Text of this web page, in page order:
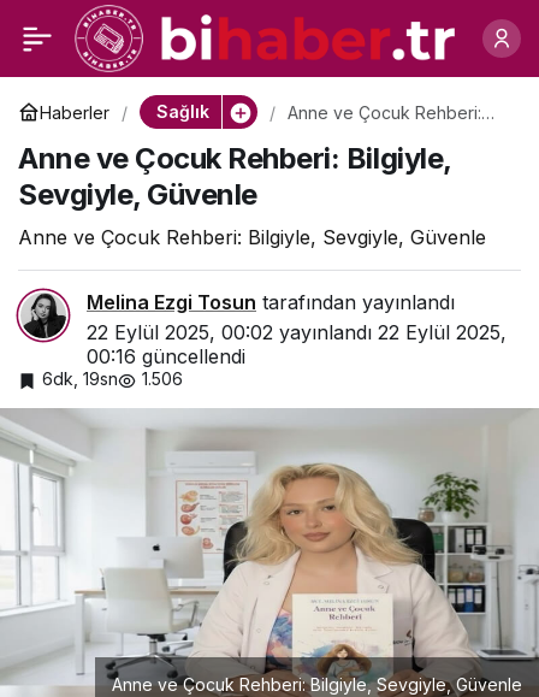
Haberler Sağlık
Anne ve Çocuk Rehberi:
Anne ve Çocuk Rehberi: Bilgiyle,
Sevgiyle, Güvenle
Anne ve Çocuk Rehberi: Bilgiyle, Sevgiyle, Güvenle
Melina Ezgi Tosun tarafından yayınlandı
22 Eylül 2025, 00:02 yayınlandı 22 Eylül 2025,
00:16 güncellendi
6dk, 19sn 1.506
Anne ve Çocuk Rehberi: Bilgiyle, Sevgiyle, Güvenle
Mikroplastikler
Soframızda: Gıdalardan
Bedenimize Nasıl
Geçiyor?
0 Paylaş